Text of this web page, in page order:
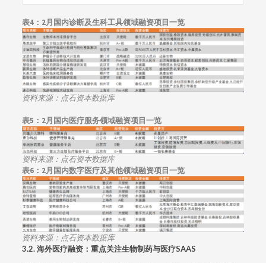
表4： 2月国内诊断及生科工具领域融资项目一览
资料来源：点石资本数据库
表5：2月国内医疗服务领域融资项目一览
资料来源：点石资本数据库
表6：2月国内数字医疗及其他领域融资项目一览
资料来源：点石资本数据库
3.2.海外医疗融资： 重点关注生物制药与医疗SAAS